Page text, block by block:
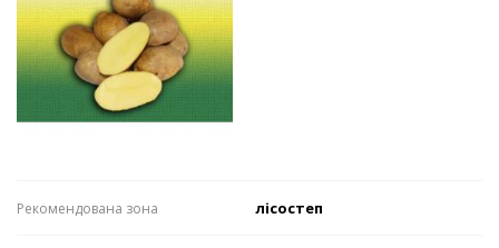
Рекомендована зона лісостеп